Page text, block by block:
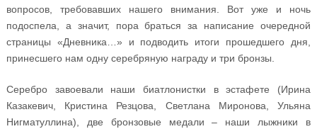
вопросов, требовавших нашего внимания. Вот уже и ночь
подоспела, а значит, пора браться за написание очередной
страницы «Дневника…» и подводить итоги прошедшего дня,
принесшего нам одну серебряную награду и три бронзы.
Серебро завоевали наши биатлонистки в эстафете (Ирина
Казакевич, Кристина Резцова, Светлана Миронова, Ульяна
Нигматуллина), две бронзовые медали – наши лыжники в